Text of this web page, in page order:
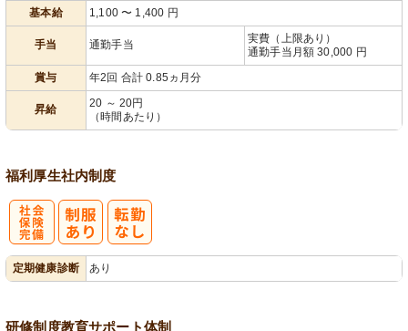
基本給 1,100 〜 1,400 円
手当 通勤手当
実費（上限あり）
通勤手当月額 30,000 円
賞与
年2回 合計 0.85ヵ月分
昇給
20 ～ 20円
（時間あたり）
福利厚生社内制度
定期健康診断 あり
研修制度教育サポート体制